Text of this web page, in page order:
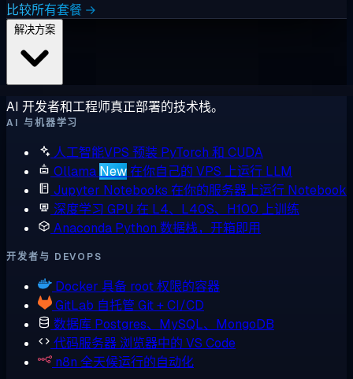
比较所有套餐 →
AI 开发者和工程师真正部署的技术栈。
AI 与机器学习
人工智能VPS 预装 PyTorch 和 CUDA
Ollama New在你自己的 VPS 上运行 LLM
Jupyter Notebooks 在你的服务器上运行 Notebook
深度学习 GPU 在 L4、L40S、H100 上训练
Anaconda Python 数据栈，开箱即用
开发者与 DEVOPS
Docker 具备 root 权限的容器
GitLab 自托管 Git + CI/CD
数据库 Postgres、MySQL、MongoDB
代码服务器 浏览器中的 VS Code
n8n 全天候运行的自动化